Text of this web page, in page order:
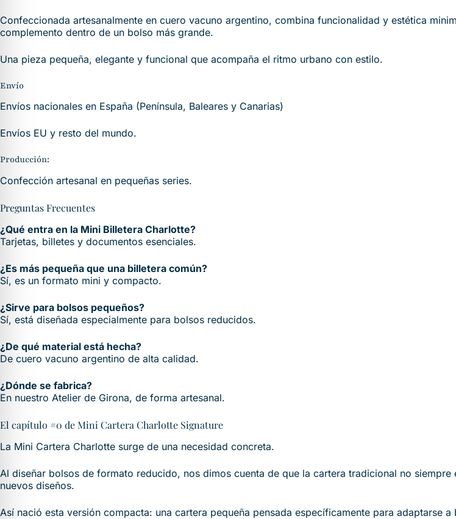
Confeccionada artesanalmente en cuero vacuno argentino, combina funcionalidad y estética
complemento dentro de un bolso más grande.
Una pieza pequeña, elegante y funcional que acompaña el ritmo urbano con estilo.
Envío
Envíos nacionales en España (Península, Baleares y Canarias)
Envíos EU y resto del mundo.
Producción:
Confección artesanal en pequeñas series.
Preguntas Frecuentes
¿Qué entra en la Mini Billetera Charlotte?
Tarjetas, billetes y documentos esenciales.
¿Es más pequeña que una billetera común?
Sí, es un formato mini y compacto.
¿Sirve para bolsos pequeños?
Sí, está diseñada especialmente para bolsos reducidos.
¿De qué material está hecha?
De cuero vacuno argentino de alta calidad.
¿Dónde se fabrica?
En nuestro Atelier de Girona, de forma artesanal.
El capítulo #0 de Mini Cartera Charlotte Signature
La Mini Cartera Charlotte surge de una necesidad concreta.
Al diseñar bolsos de formato reducido, nos dimos cuenta de que la cartera tradicional no
nuevos diseños.
Así nació esta versión compacta: una cartera pequeña pensada específicamente para adaptarse